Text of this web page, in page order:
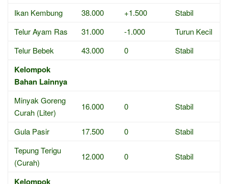
Ikan Kembung 38.000 +1.500
Stabil
Telur Ayam Ras
31.000 -1.000
Turun Kecil
Telur Bebek
43.000 0 Stabil
Kelompok
Bahan Lainnya
Minyak Goreng
Curah (Liter)
16.000 0 Stabil
Gula Pasir 17.500 0
Stabil
Tepung Terigu
(Curah)
12.000 0 Stabil
Kelompok